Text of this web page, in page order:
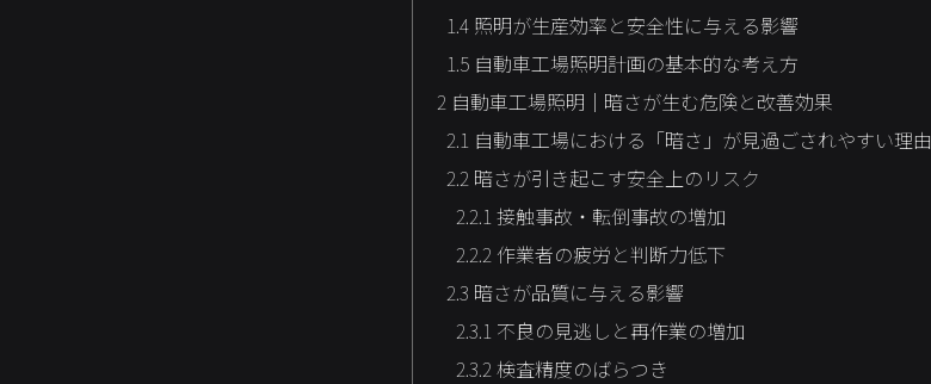
1.4 照明が生産効率と安全性に与える影響
1.5 自動車工場照明計画の基本的な考え方
2 自動車工場照明｜暗さが生む危険と改善効果
2.1 自動車工場における「暗さ」が見過ごされやすい理由
2.2 暗さが引き起こす安全上のリスク
2.2.1接触事故・転倒事故の増加
2.2.2 作業者の疲労と判断力低下
2.3 暗さが品質に与える影響
2.3.1 不良の見逃しと再作業の増加
2.3.2検査精度のばらつき